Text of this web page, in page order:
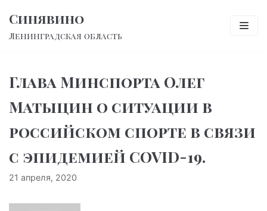
Перейти
к
Синявино
Ленинградская область
Глава Минспорта Олег
Матыцин о ситуации в
российском спорте в связи
с эпидемией COVID-19.
21 апреля, 2020